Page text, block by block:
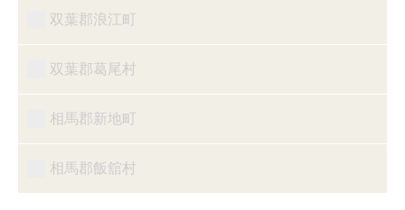
双葉郡浪江町
双葉郡葛尾村
相馬郡新地町
相馬郡飯舘村